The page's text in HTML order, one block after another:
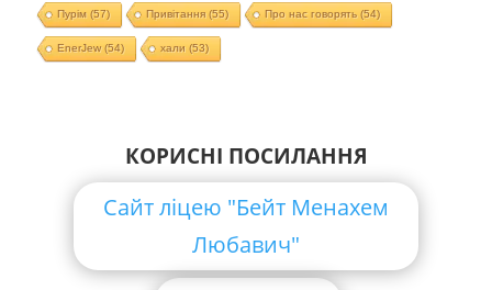
Пурім (57) Привітання(55) Про нас говорять (54)
EnerJew(54) хали (53)
КОРИСНІ ПОСИЛАННЯ
Сайт ліцею "Бейт Менахем
Любавич"